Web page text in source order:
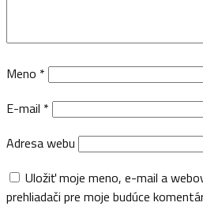
Meno *
E-mail *
Adresa webu
Uložiť moje meno, e-mail a
prehliadači pre moje budúce